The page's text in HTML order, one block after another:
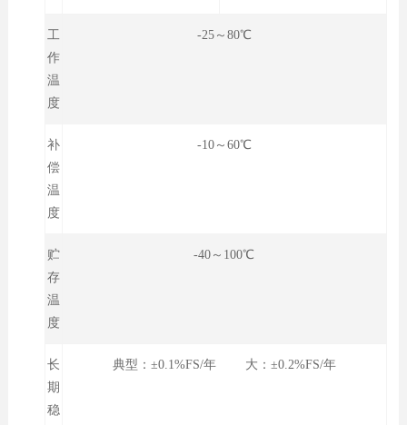
工
作
温
度
-25～80℃
补
偿
温
度
-10～60℃
贮
存
温
度
-40～100℃
长
期
稳
典型：±0.1%FS/年 大：±0.2%FS/年